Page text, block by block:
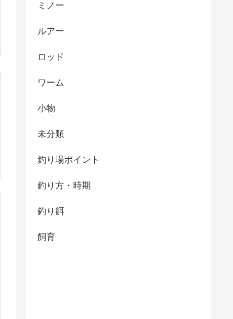
ミノー
ルアー
ロッド
ワーム
小物
未分類
釣り場ポイント
釣り方・時期
釣り餌
飼育